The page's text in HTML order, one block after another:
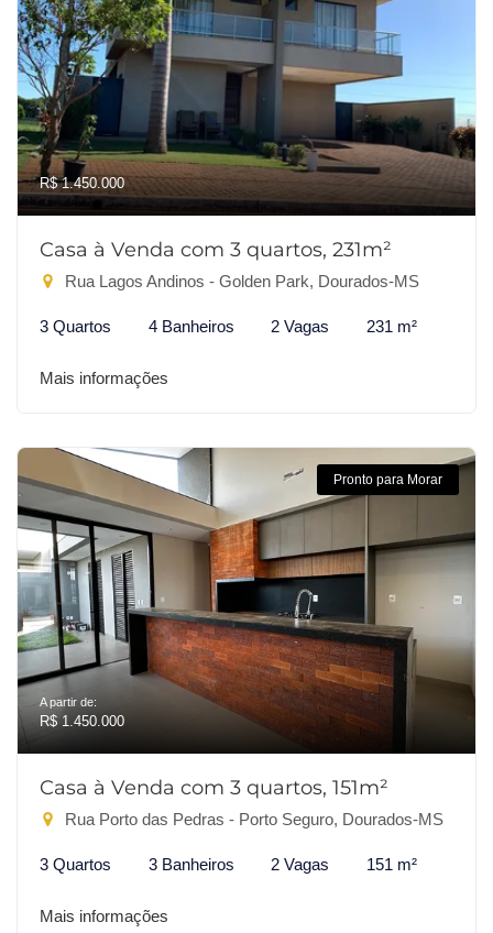
R$ 1.450.000
Casa à Venda com 3 quartos, 231m²
Rua Lagos Andinos - Golden Park, Dourados-MS
3 Quartos 4 Banheiros 2 Vagas 231 m²
Mais informações
Pronto para Morar
A partir de:
R$ 1.450.000
Casa à Venda com 3 quartos, 151m²
Rua Porto das Pedras - Porto Seguro, Dourados-MS
3 Quartos 3 Banheiros 2 Vagas 151 m²
Mais informações